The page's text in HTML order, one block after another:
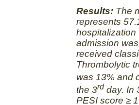
Results: The
represents
admission
received
Thrombolytic
was 13% and
the 3rd day. In
PESI score ≥